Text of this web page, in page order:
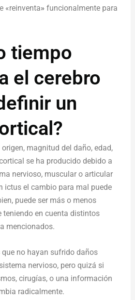
«reinventa» funcionalmente para
tiempo
el cerebro
un
magnitud del daño, edad,
se ha producido debido a
nervioso, muscular o articular
ictus el cambio para mal puede
puede ser más o menos
teniendo en cuenta distintos
mencionados.
que no hayan sufrido daños
nervioso, pero quizá si
cirugías, o una información
radicalmente.